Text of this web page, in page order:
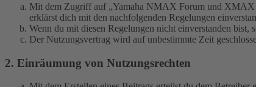
Mit dem Zugriff auf „Yamaha NMAX Forum und XMAX
erklärst dich mit den nachfolgenden Regelungen
Wenn du mit diesen Regelungen nicht einverstanden
Der Nutzungsvertrag wird auf unbestimmte Zeit
2. Einräumung von Nutzungsrechten